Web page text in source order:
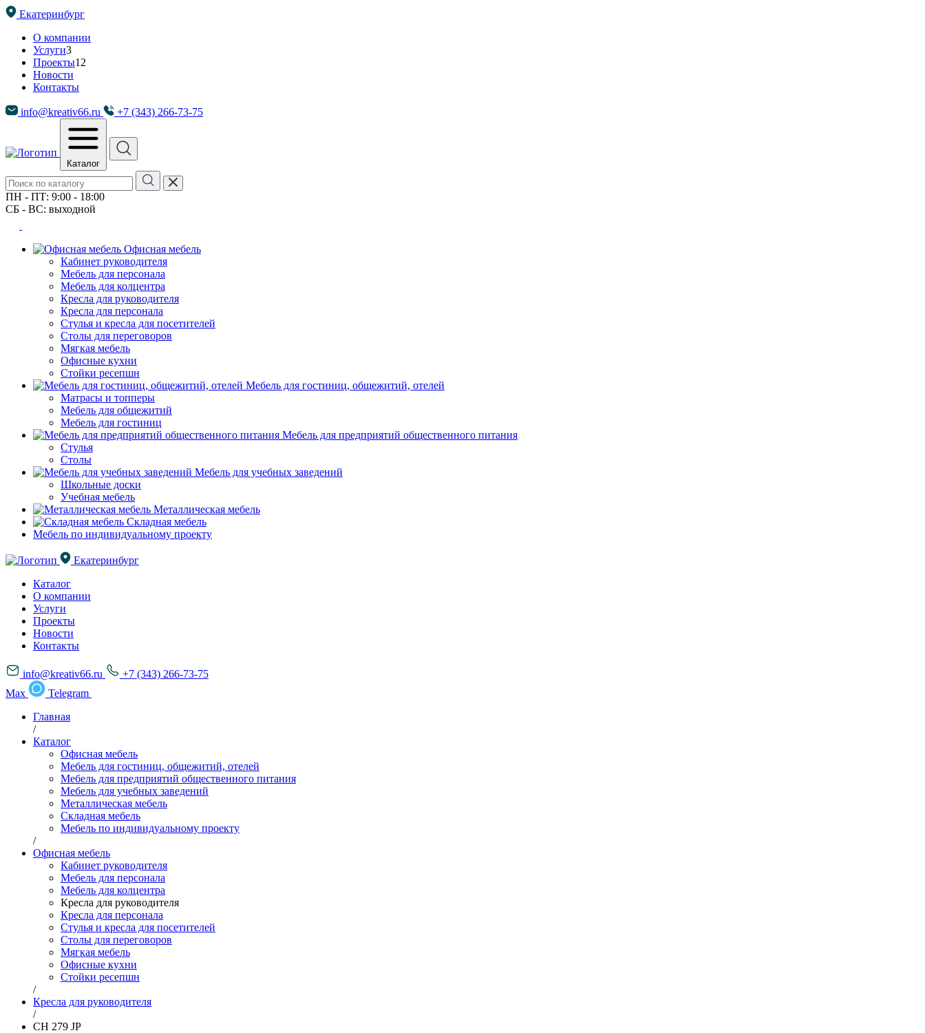
Екатеринбург
О компании
Услуги3
Проекты12
Новости
Контакты
info@kreativ66.ru +7 (343) 266-73-75
Каталог
ПН - ПТ: 9:00 - 18:00
СБ - ВС: выходной
Офисная мебель
Кабинет руководителя
Мебель для персонала
Мебель для колцентра
Кресла для руководителя
Кресла для персонала
Стулья и кресла для посетителей
Столы для переговоров
Мягкая мебель
Офисные кухни
Стойки ресепшн
Мебель для гостиниц, общежитий, отелей
Матрасы и топперы
Мебель для общежитий
Мебель для гостиниц
Мебель для предприятий общественного питания
Стулья
Столы
Мебель для учебных заведений
Школьные доски
Учебная мебель
Металлическая мебель
Складная мебель
Мебель по индивидуальному проекту
Екатеринбург
Каталог
О компании
Услуги
Проекты
Новости
Контакты
info@kreativ66.ru
+7 (343) 266-73-75
Max
Telegram
Главная
/
Каталог
Офисная мебель
Мебель для гостиниц, общежитий, отелей
Мебель для предприятий общественного питания
Мебель для учебных заведений
Металлическая мебель
Складная мебель
Мебель по индивидуальному проекту
/
Офисная мебель
Кабинет руководителя
Мебель для персонала
Мебель для колцентра
Кресла для руководителя
Кресла для персонала
Стулья и кресла для посетителей
Столы для переговоров
Мягкая мебель
Офисные кухни
Стойки ресепшн
/
Кресла для руководителя
/
CH 279 JP